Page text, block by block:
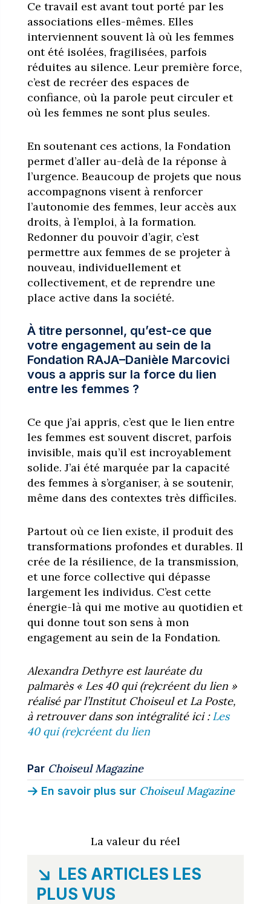
Ce travail est avant tout porté par les
associations elles-mêmes. Elles
interviennent souvent là où les femmes
ont été isolées, fragilisées, parfois
réduites au silence. Leur première force,
c’est de recréer des espaces de
confiance, où la parole peut circuler et
où les femmes ne sont plus seules.
En soutenant ces actions, la Fondation
permet d’aller au-delà de la réponse à
l’urgence. Beaucoup de projets que nous
accompagnons visent à renforcer
l’autonomie des femmes, leur accès aux
droits, à l’emploi, à la formation.
Redonner du pouvoir d’agir, c’est
permettre aux femmes de se projeter à
nouveau, individuellement et
collectivement, et de reprendre une
place active dans la société.
À titre personnel, qu’est-ce que
votre engagement au sein de la
Fondation RAJA–Danièle Marcovici
vous a appris sur la force du lien
entre les femmes ?
Ce que j’ai appris, c’est que le lien entre
les femmes est souvent discret, parfois
invisible, mais qu’il est incroyablement
solide. J’ai été marquée par la capacité
des femmes à s’organiser, à se soutenir,
même dans des contextes très difficiles.
Partout où ce lien existe, il produit des
transformations profondes et durables. Il
crée de la résilience, de la transmission,
et une force collective qui dépasse
largement les individus. C’est cette
énergie-là qui me motive au quotidien et
qui donne tout son sens à mon
engagement au sein de la Fondation.
Alexandra Dethyre est lauréate du
palmarès « Les 40 qui (re)créent du lien »
réalisé par l’Institut Choiseul et La Poste,
à retrouver dans son intégralité ici:Les
40 qui (re)créent du lien
Par Choiseul Magazine
En savoir plus sur Choiseul Magazine
La valeur du réel
LES ARTICLES LES
PLUS VUS